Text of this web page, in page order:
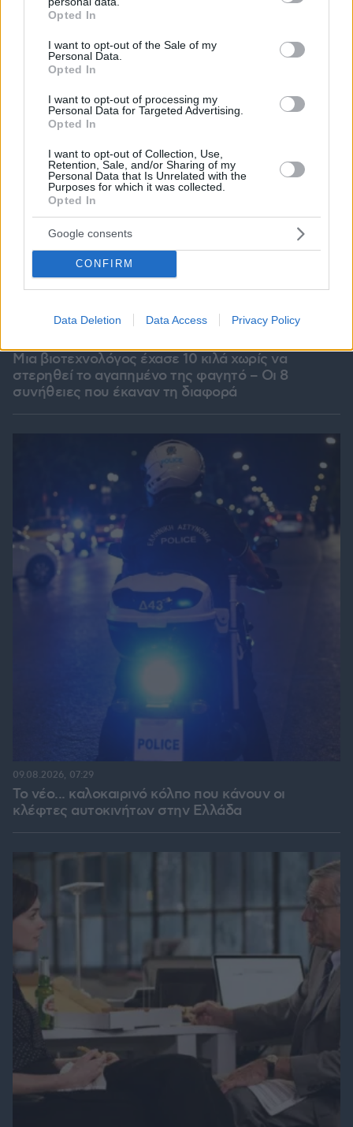
grant or deny consent to Google and its third-party tags to
use your data for below specified purposes in below Google
consent section.
Opted In
I want to opt-out of the Sale of my
Personal Data.
Opted In
I want to opt-out of processing my
Personal Data for Targeted Advertising.
Opted In
I want to opt-out of Collection, Use,
Retention, Sale, and/or Sharing of my
Personal Data that Is Unrelated with the
Purposes for which it was collected.
Opted In
Google consents
CONFIRM
Data Deletion Data Access Privacy Policy
Μια βιοτεχνολόγος έχασε 10 κιλά χωρίς να
στερηθεί το αγαπημένο της φαγητό – Οι 8
συνήθειες που έκαναν τη διαφορά
Το νέο... καλοκαιρινό κόλπο που κάνουν οι
κλέφτες αυτοκινήτων στην Ελλάδα
09.08.2026, 07:29